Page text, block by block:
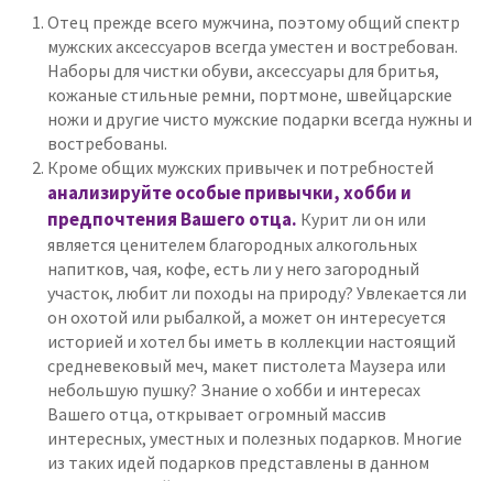
Отец прежде всего мужчина, поэтому общий спектр
мужских аксессуаров всегда уместен и востребован.
Наборы для чистки обуви, аксессуары для бритья,
кожаные стильные ремни, портмоне, швейцарские
ножи и другие чисто мужские подарки всегда нужны и
востребованы.
Кроме общих мужских привычек и потребностей
анализируйте особые привычки, хобби и
предпочтения Вашего отца. Курит ли он или
является ценителем благородных алкогольных
напитков, чая, кофе, есть ли у него загородный
участок, любит ли походы на природу? Увлекается ли
он охотой или рыбалкой, а может он интересуется
историей и хотел бы иметь в коллекции настоящий
средневековый меч, макет пистолета Маузера или
небольшую пушку? Знание о хобби и интересах
Вашего отца, открывает огромный массив
интересных, уместных и полезных подарков. Многие
из таких идей подарков представлены в данном